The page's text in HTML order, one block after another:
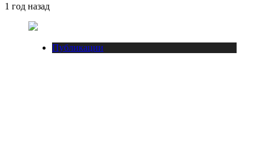
1 год назад
Публикации